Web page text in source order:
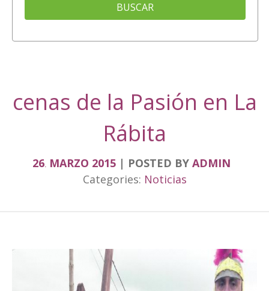
BUSCAR
cenas de la Pasión en La
Rábita
26. MARZO 2015 POSTED BY ADMIN
Categories: Noticias